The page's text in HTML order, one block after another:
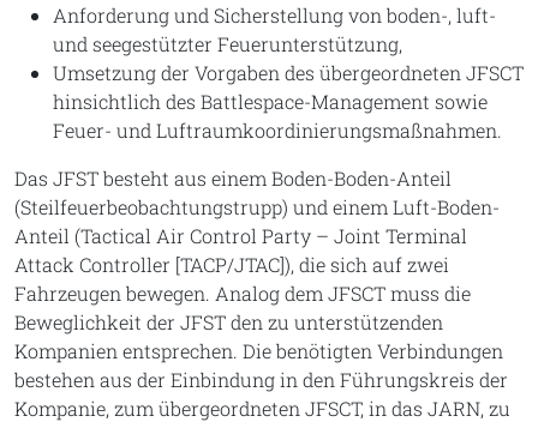
Anforderung und Sicherstellung von boden-, luft-
und seegestützter Feuerunterstützung,
Umsetzung der Vorgaben des übergeordneten JFSCT
hinsichtlich des Battlespace-Management sowie
Feuer- und Luftraumkoordinierungsmaßnahmen.
Das JFST besteht aus einem Boden-Boden-Anteil
(Steilfeuerbeobachtungstrupp) und einem Luft-Boden-
Anteil (Tactical Air Control Party – Joint Terminal
Attack Controller [TACP/JTAC]), die sich auf zwei
Fahrzeugen bewegen. Analog dem JFSCT muss die
Beweglichkeit der JFST den zu unterstützenden
Kompanien entsprechen. Die benötigten Verbindungen
bestehen aus der Einbindung in den Führungskreis der
Kompanie, zum übergeordneten JFSCT, in das JARN, zu